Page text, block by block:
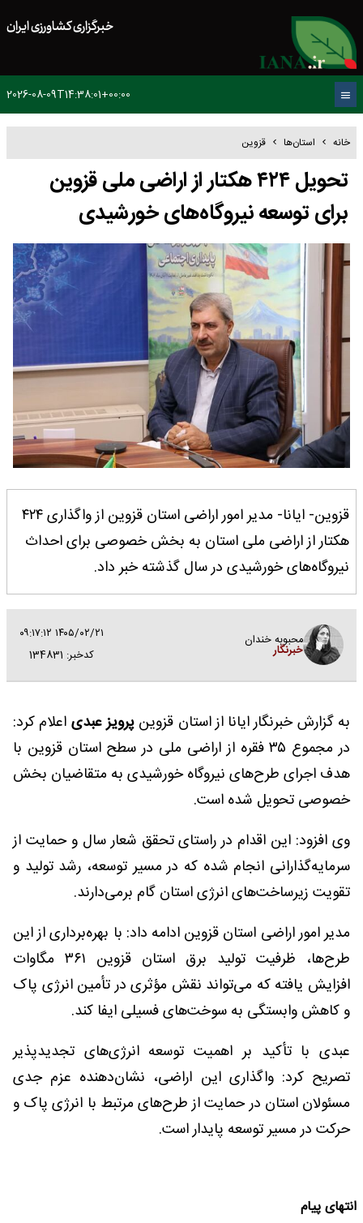
خبرگزاری کشاورزی ایران
2026-08-09T14:38:01+00:00
خانه استان‌ها قزوین
تحویل ۴۲۴ هکتار از اراضی ملی قزوین
برای توسعه نیروگاه‌های خورشیدی
قزوین- ایانا- مدیر امور اراضی استان قزوین از واگذاری ۴۲۴
هکتار از اراضی ملی استان به بخش خصوصی برای احداث
نیروگاه‌های خورشیدی در سال گذشته خبر داد.
محبوبه خندان
خبرنگار
۱۴۰۵/۰۲/۲۱ ۰۹:۱۷:۱۲
کدخبر: 134831
به گزارش خبرنگار ایانا از استان قزوین پرویز عبدی اعلام کرد:
در مجموع ۳۵ فقره از اراضی ملی در سطح استان قزوین با
هدف اجرای طرح‌های نیروگاه خورشیدی به متقاضیان بخش
خصوصی تحویل شده است.
وی افزود: این اقدام در راستای تحقق شعار سال و حمایت از
سرمایه‌گذارانی انجام شده که در مسیر توسعه، رشد تولید و
تقویت زیرساخت‌های انرژی استان گام برمی‌دارند.
مدیر امور اراضی استان قزوین ادامه داد: با بهره‌برداری از این
طرح‌ها، ظرفیت تولید برق استان قزوین ۳۶۱ مگاوات
افزایش یافته که می‌تواند نقش مؤثری در تأمین انرژی پاک
و کاهش وابستگی به سوخت‌های فسیلی ایفا کند.
عبدی با تأکید بر اهمیت توسعه انرژی‌های تجدیدپذیر
تصریح کرد: واگذاری این اراضی، نشان‌دهنده عزم جدی
مسئولان استان در حمایت از طرح‌های مرتبط با انرژی پاک و
حرکت در مسیر توسعه پایدار است.
انتهای پیام